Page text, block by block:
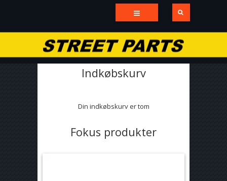
Indkøbskurv
Din indkøbskurv er tom
Fokus produkter